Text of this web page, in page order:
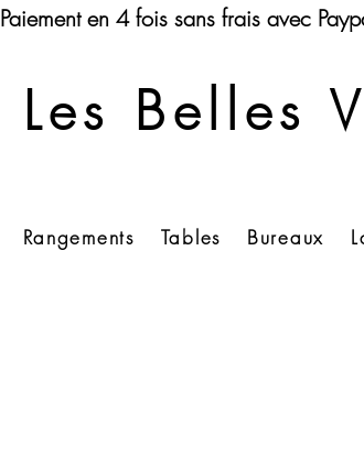
Paiement en 4 fois sans frais avec
Les Belles
Rangements Tables Bureaux